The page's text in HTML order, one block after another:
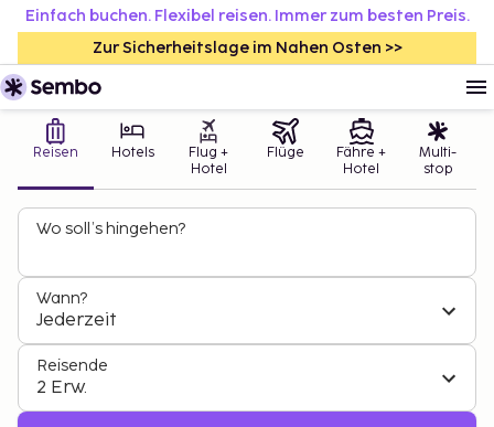
Einfach buchen. Flexibel reisen. Immer zum besten Preis.
Zur Sicherheitslage im Nahen Osten >>
Reisen Hotels
Flug +
Hotel
Flüge
Fähre +
Hotel
Multi-
stop
Wo soll’s hingehen?
Wann?
Jederzeit
Reisende
2 Erw.